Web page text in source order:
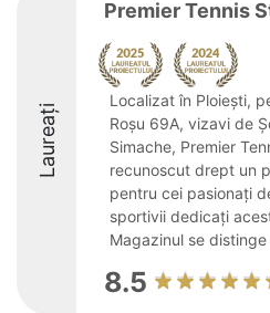
Laureați
Premier Tennis
Localizat în Ploiești,
Roșu 69A, vizavi de
Simache, Premier
recunoscut drept un
pentru cei pasionați
sportivii dedicați
Magazinul se distinge
8.5